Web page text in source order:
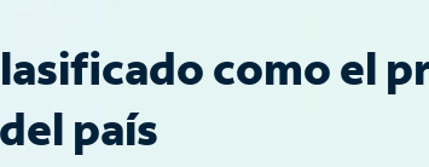
como el
país